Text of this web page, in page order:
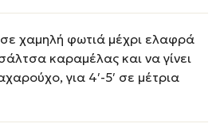
χαμηλή φωτιά μέχρι ελαφρά
καραμέλας και να γίνει
για 4′-5′ σε μέτρια